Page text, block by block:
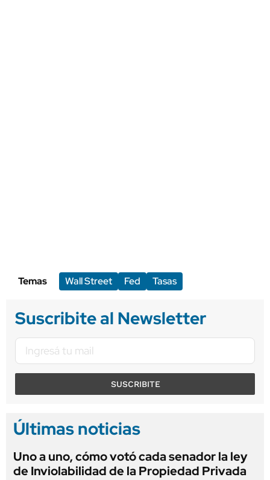
Temas Wall Street Fed Tasas
Suscribite al Newsletter
SUSCRIBITE
Últimas noticias
Uno a uno, cómo votó cada senador la ley
de Inviolabilidad de la Propiedad Privada